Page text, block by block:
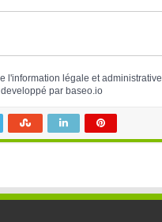
l'information légale et administrative
parbaseo.io